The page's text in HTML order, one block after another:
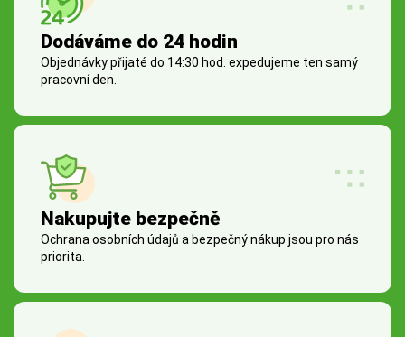
Dodáváme do 24 hodin
Objednávky přijaté do 14:30 hod. expedujeme ten samý
pracovní den.
Nakupujte bezpečně
Ochrana osobních údajů a bezpečný nákup jsou pro nás
priorita.